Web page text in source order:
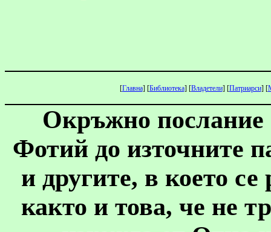
[Главна] [Библиотека] [Владетели] [Патриарси] [
Окръжно послание
Фотий до източните
и другите, в което
както и това, че не